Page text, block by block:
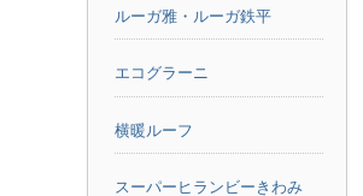
ルーガ雅・ルーガ鉄平
エコグラーニ
横暖ルーフ
スーパーヒランビーきわみ